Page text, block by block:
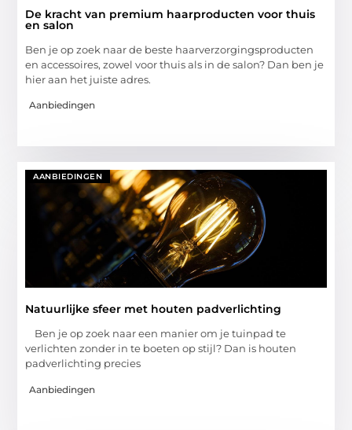
De kracht van premium haarproducten voor thuis
en salon
Ben je op zoek naar de beste haarverzorgingsproducten
en accessoires, zowel voor thuis als in de salon? Dan ben je
hier aan het juiste adres.
Aanbiedingen
AANBIEDINGEN
Natuurlijke sfeer met houten padverlichting
Ben je op zoek naar een manier om je tuinpad te
verlichten zonder in te boeten op stijl? Dan is houten
padverlichting precies
Aanbiedingen